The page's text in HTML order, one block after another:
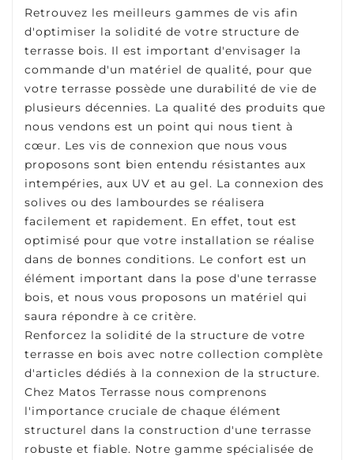
Retrouvez les meilleurs gammes de vis afin
d'optimiser la solidité de votre structure de
terrasse bois. Il est important d'envisager la
commande d'un matériel de qualité, pour que
votre terrasse possède une durabilité de vie de
plusieurs décennies. La qualité des produits que
nous vendons est un point qui nous tient à
cœur. Les vis de connexion que nous vous
proposons sont bien entendu résistantes aux
intempéries, aux UV et au gel. La connexion des
solives ou des lambourdes se réalisera
facilement et rapidement. En effet, tout est
optimisé pour que votre installation se réalise
dans de bonnes conditions. Le confort est un
élément important dans la pose d'une terrasse
bois, et nous vous proposons un matériel qui
saura répondre à ce critère.
Renforcez la solidité de la structure de votre
terrasse en bois avec notre collection complète
d'articles dédiés à la connexion de la structure.
Chez Matos Terrasse nous comprenons
l'importance cruciale de chaque élément
structurel dans la construction d'une terrasse
robuste et fiable. Notre gamme spécialisée de